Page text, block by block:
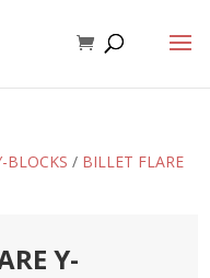
BLOCKS / BILLET FLARE
Y-